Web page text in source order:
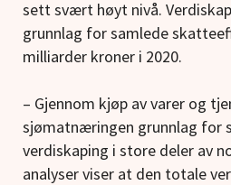
sett svært høyt nivå.
grunnlag for samlede
milliarder kroner i 2020.
– Gjennom kjøp av varer og
sjømatnæringen grunnlag for
verdiskaping i store deler av
analyser viser at den totale